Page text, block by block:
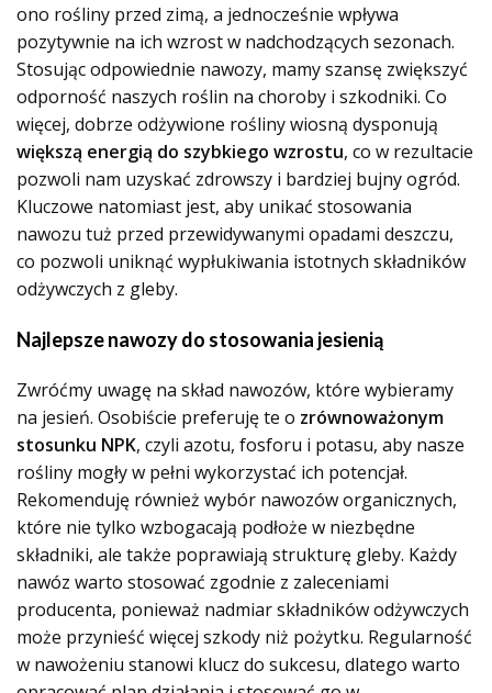
ono rośliny przed zimą, a jednocześnie wpływa
pozytywnie na ich wzrost w nadchodzących sezonach.
Stosując odpowiednie nawozy, mamy szansę zwiększyć
odporność naszych roślin na choroby i szkodniki. Co
więcej, dobrze odżywione rośliny wiosną dysponują
większą energią do szybkiego wzrostu, co w rezultacie
pozwoli nam uzyskać zdrowszy i bardziej bujny ogród.
Kluczowe natomiast jest, aby unikać stosowania
nawozu tuż przed przewidywanymi opadami deszczu,
co pozwoli uniknąć wypłukiwania istotnych składników
odżywczych z gleby.
Najlepsze nawozy do stosowania jesienią
Zwróćmy uwagę na skład nawozów, które wybieramy
na jesień. Osobiście preferuję te o zrównoważonym
stosunku NPK, czyli azotu, fosforu i potasu, aby nasze
rośliny mogły w pełni wykorzystać ich potencjał.
Rekomenduję również wybór nawozów organicznych,
które nie tylko wzbogacają podłoże w niezbędne
składniki, ale także poprawiają strukturę gleby. Każdy
nawóz warto stosować zgodnie z zaleceniami
producenta, ponieważ nadmiar składników odżywczych
może przynieść więcej szkody niż pożytku. Regularność
w nawożeniu stanowi klucz do sukcesu, dlatego warto